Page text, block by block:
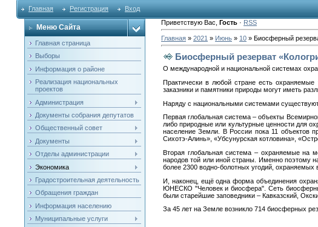
Главная Регистрация Вход
Меню Сайта
Главная страница
Выборы
Информация о районе
Реализация национальных
проектов
Администрация
Документы собрания депутатов
Общественный совет
Документы
Отделы администрации
Экономика
Градостроительная деятельность
Обращения граждан
Информация населению
Муниципальные услуги
Приветствую Вас Гость· RSS
Главная» 2021 » Июнь » 10» Биосферный
Биосферный резерват
О международной и национальной системах
Практически в любой стране есть
заказники и памятники природы могут иметь
Наряду с национальными системами
Первая глобальная система – объекты
либо природные или культурные ценности для
население Земли. В России пока 11 объектов
Сихотэ-Алинь», «Убсунурская котловина»,
Вторая глобальная система – охраняемые на
народов той или иной страны. Именно поэтому
более 2300 водно-болотных угодий,
И, наконец, ещё одна форма объединения
ЮНЕСКО "Человек и биосфера". Сеть
были старейшие заповедники – Кавказский,
За 45 лет на Земле возникло 714 биосферных